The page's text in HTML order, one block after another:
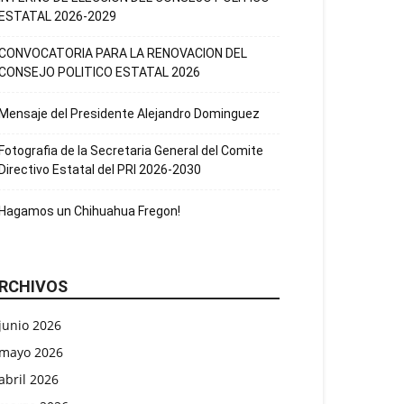
ESTATAL 2026-2029
PARA LA RENOVACION DEL
POLITICO ESTATAL 2026
Mensaje del Presidente Alejandro Dominguez
Fotografia de la Secretaria General del Comite
Directivo Estatal del PRI 2026-2030
Hagamos un Chihuahua Fregon!
junio 2026
mayo 2026
2026